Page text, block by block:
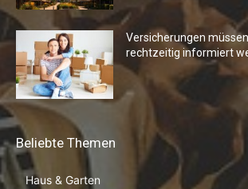
Versicherungen
rechtzeitig informiert
Beliebte Themen
Haus & Garten